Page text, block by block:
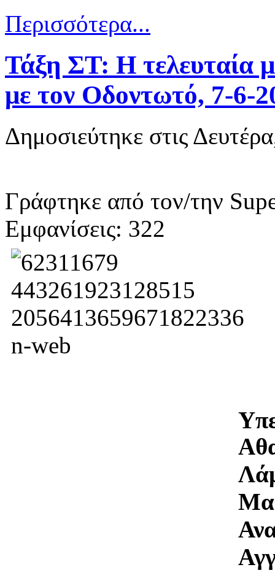
Περισσότερα...
Τάξη ΣΤ: Η τελευταία
με τον Οδοντωτό, 7-6-
Δημοσιεύτηκε στις
Γράφτηκε από τον/την
Εμφανίσεις: 322